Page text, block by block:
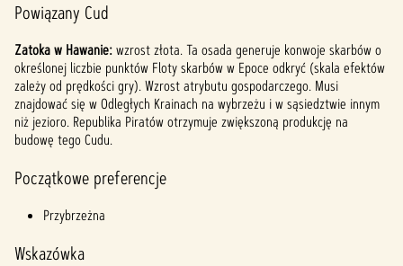
Powiązany Cud
Zatoka w Hawanie:wzrost złota. Ta osada generuje konwoje skarbów o
określonej liczbie punktów Floty skarbów w Epoce odkryć (skala efektów
zależy od prędkości gry). Wzrost atrybutu gospodarczego. Musi
znajdować się w Odległych Krainach na wybrzeżu i w sąsiedztwie innym
niż jezioro. Republika Piratów otrzymuje zwiększoną produkcję na
budowę tego Cudu.
Początkowe preferencje
Przybrzeżna
Wskazówka